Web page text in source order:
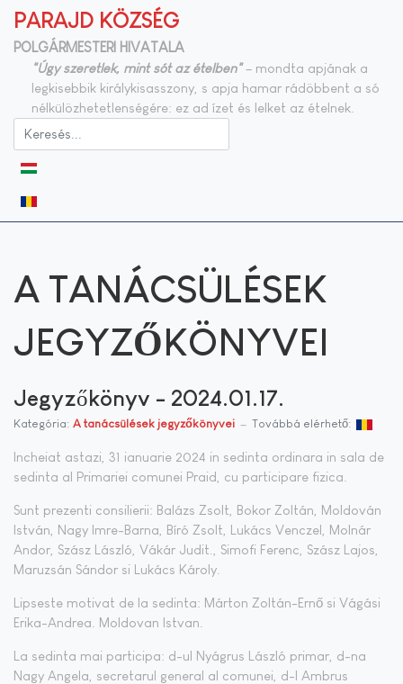
PARAJD KÖZSÉG
POLGÁRMESTERI HIVATALA
"Úgy szeretlek, mint sót az ételben"– mondta apjának a
legkisebbik királykisasszony, s apja hamar rádöbbent a só
nélkülözhetetlenségére: ez ad ízet és lelket az ételnek.
A TANÁCSÜLÉSEK
JEGYZŐKÖNYVEI
Jegyzőkönyv - 2024.01.17.
Kategória: A tanácsülések jegyzőkönyvei Továbbá elérhető:
Incheiat astazi, 31 ianuarie 2024 in sedinta ordinara in sala de
sedinta al Primariei comunei Praid, cu participare fizica.
Sunt prezenti consilierii: Balázs Zsolt, Bokor Zoltán, Moldován
István, Nagy Imre-Barna, Bíró Zsolt, Lukács Venczel, Molnár
Andor, Szász László, Vákár Judit., Simofi Ferenc, Szász Lajos,
Maruzsán Sándor si Lukács Károly.
Lipseste motivat de la sedinta: Márton Zoltán-Ernő si Vágási
Erika-Andrea. Moldovan Istvan.
La sedinta mai participa: d-ul Nyágrus László primar, d-na
Nagy Angela, secretarul general al comunei, d-l Ambrus